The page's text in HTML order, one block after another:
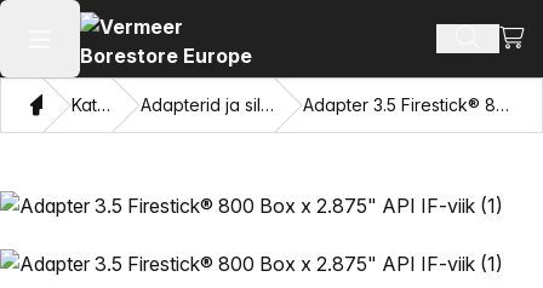
Ava peamenüü Otsi
KoduKataloogi Adapterid ja silmade tõmbamine Adapter 3.5 Firestick® 800 Box x 2.875" API IF-viik